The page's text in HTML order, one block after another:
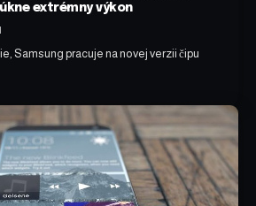
extrémny výkon
Samsung pracuje na novej verzii čipu